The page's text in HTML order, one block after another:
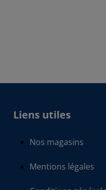
Liens utiles
Nos magasins
Mentions légales